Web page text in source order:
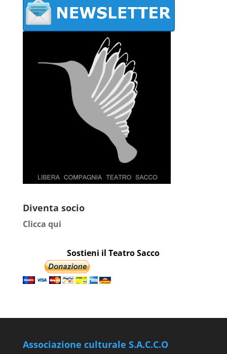
Diventa socio
Clicca qui
Sostieni il Teatro Sacco
Associazione culturale S.A.C.C.O